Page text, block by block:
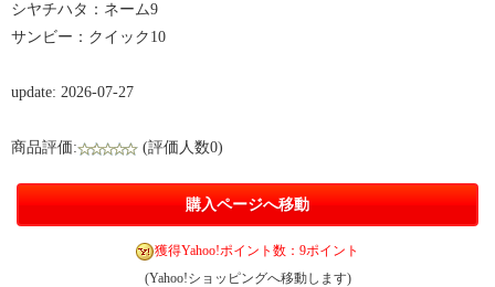
シヤチハタ：ネーム9
サンビー：クイック10
update: 2026-07-27
商品評価: (評価人数0)
購入ページへ移動
獲得Yahoo!ポイント数：9ポイント
(Yahoo!ショッピングへ移動します)